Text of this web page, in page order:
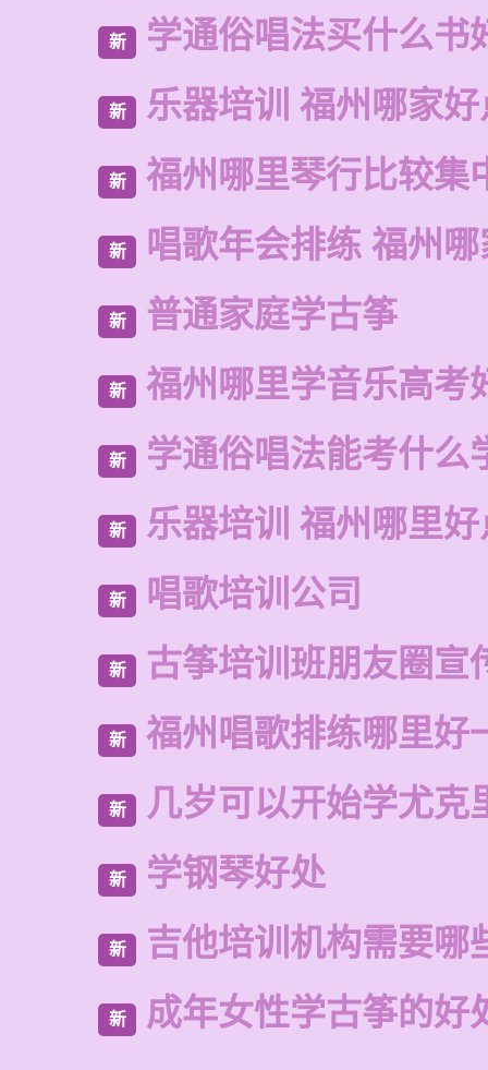
新 学通俗唱法买什么书
新 乐器培训 福州哪家
新 福州哪里琴行比较集
新 唱歌年会排练 福州
新 普通家庭学古筝
新 福州哪里学音乐高考
新 学通俗唱法能考什么
新 乐器培训 福州哪里
新 唱歌培训公司
新 古筝培训班朋友圈宣
新 福州唱歌排练哪里好
新 几岁可以开始学尤克
新 学钢琴好处
新 吉他培训机构需要哪
新 成年女性学古筝的好